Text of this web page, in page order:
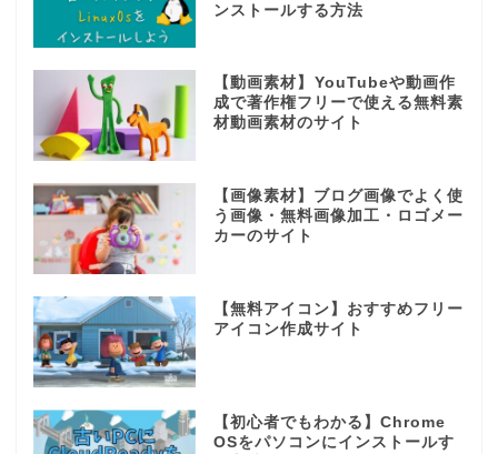
ンストールする方法
【動画素材】YouTubeや動画作
成で著作権フリーで使える無料素
材動画素材のサイト
【画像素材】ブログ画像でよく使
う画像・無料画像加工・ロゴメー
カーのサイト
【無料アイコン】おすすめフリー
アイコン作成サイト
【初心者でもわかる】Chrome
OSをパソコンにインストールす